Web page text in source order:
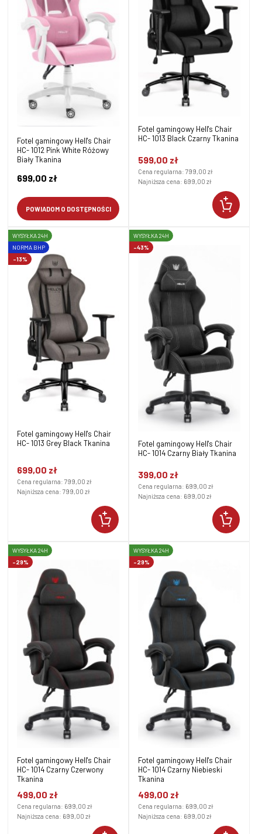
Fotel gamingowy Hell's Chair
HC- 1012 Pink White Różowy
Biały Tkanina
699,00 zł
POWIADOM O DOSTĘPNOŚCI
Fotel gamingowy Hell's Chair
HC- 1013 Black Czarny Tkanina
599,00 zł
Cena regularna: 799,00 zł
Najniższa cena: 699,00 zł
Fotel gamingowy Hell's Chair
HC- 1013 Grey Black Tkanina
699,00 zł
Cena regularna: 799,00 zł
Najniższa cena: 799,00 zł
-13%
WYSYŁKA 24H
NORMA BHP
Fotel gamingowy Hell's Chair
HC- 1014 Czarny Biały Tkanina
399,00 zł
Cena regularna: 699,00 zł
Najniższa cena: 699,00 zł
-43%
WYSYŁKA 24H
Fotel gamingowy Hell's Chair
HC- 1014 Czarny Czerwony
Tkanina
499,00 zł
Cena regularna: 699,00 zł
Najniższa cena: 699,00 zł
-29%
WYSYŁKA 24H
Fotel gamingowy Hell's Chair
HC- 1014 Czarny Niebieski
Tkanina
499,00 zł
Cena regularna: 699,00 zł
Najniższa cena: 699,00 zł
-29%
WYSYŁKA 24H